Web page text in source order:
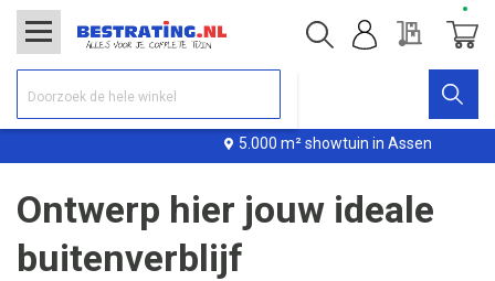
5.000 m² showtuin in Assen
Offerte
Ontwerp hier jouw ideale
buitenverblijf